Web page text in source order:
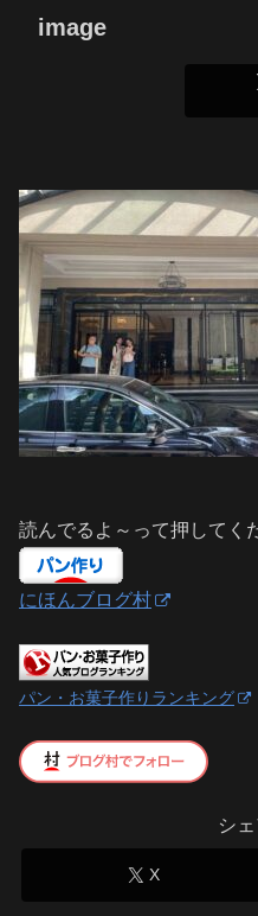
image
読んでるよ～って押してく
にほんブログ村
パン・お菓子作りランキング
シ
X